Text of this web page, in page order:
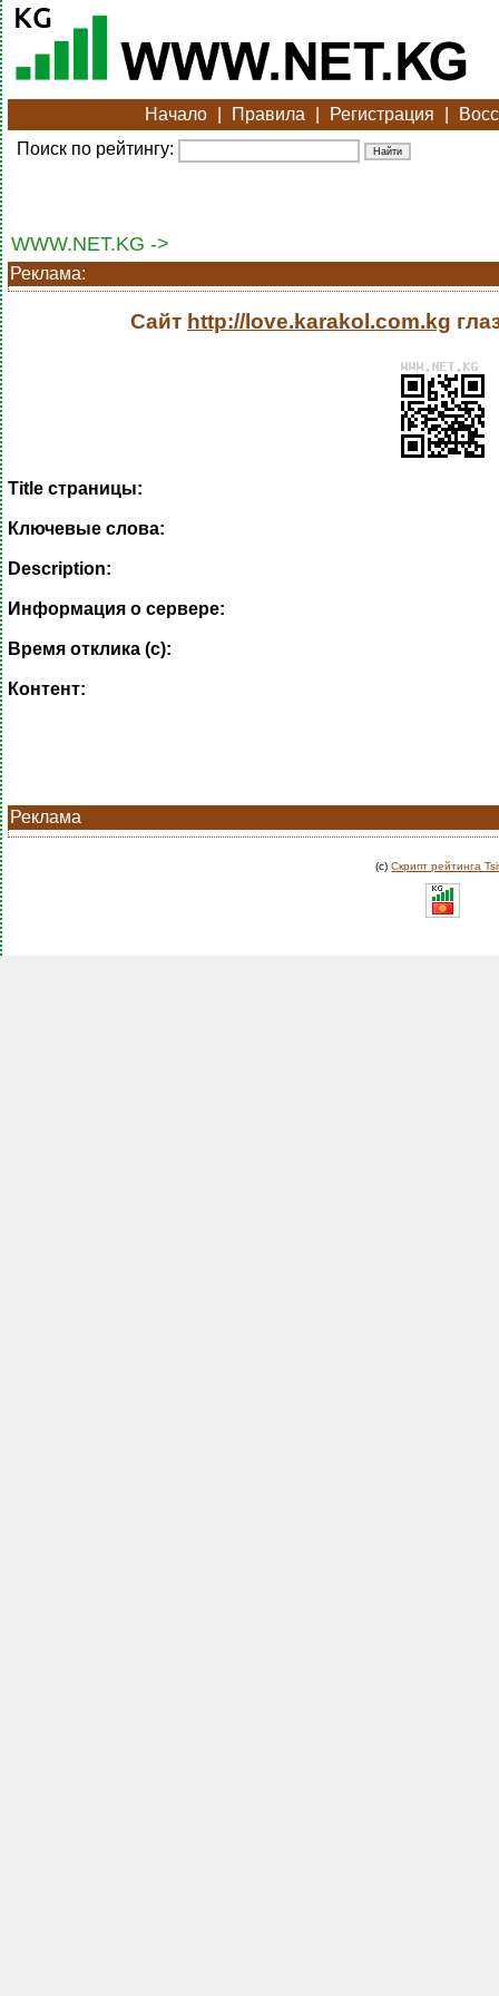
Начало Правила Регистрация
Поиск по рейтингу:
WWW.NET.KG ->
Реклама:
Сайт http://love.karakol.com.kg
Title страницы:
Ключевые слова:
Description:
Информация о сервере:
Время отклика (с):
Контент:
Реклама
(c)Скрипт рейтинга